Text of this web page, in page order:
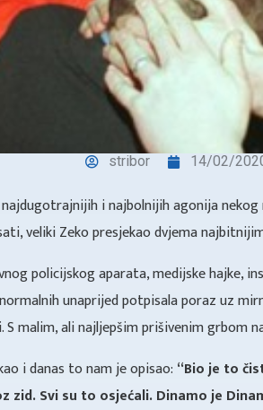
stribor 14/02/
i najbolnijih agonija
veliki Zeko presjekao dvjema
policijskog aparata, medijske hajke,
unaprijed potpisala poraz uz
malim, ali najljepšim prišivenim grbom
i danas to nam je opisao: “Bio je to
zid. Svi su to osjećali. Dinamo je